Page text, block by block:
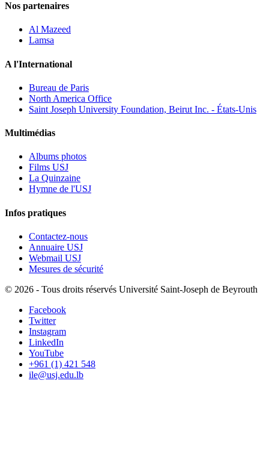
Nos partenaires
Al Mazeed
Lamsa
A l'International
Bureau de Paris
North America Office
Saint Joseph University Foundation, Beirut Inc. - États-Unis
Multimédias
Albums photos
Films USJ
La Quinzaine
Hymne de l'USJ
Infos pratiques
Contactez-nous
Annuaire USJ
Webmail USJ
Mesures de sécurité
© 2026 - Tous droits réservés Université Saint-Joseph de Beyrouth
Facebook
Twitter
Instagram
LinkedIn
YouTube
+961 (1) 421 548
ile@usj.edu.lb